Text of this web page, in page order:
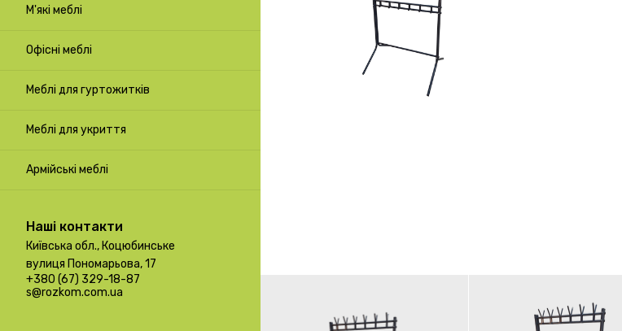
М'які меблі
Офісні меблі
Меблі для гуртожитків
Меблі для укриття
Армійські меблі
Наші контакти
Київська обл., Коцюбинське
вулиця Пономарьова, 17
+380 (67) 329-18-87
s@rozkom.com.ua